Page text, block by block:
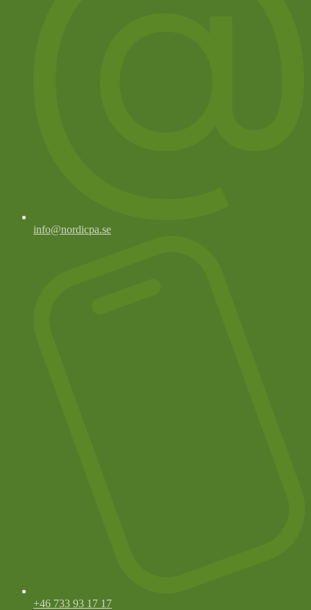
info@nordicpa.se
+46 733 93 17 17